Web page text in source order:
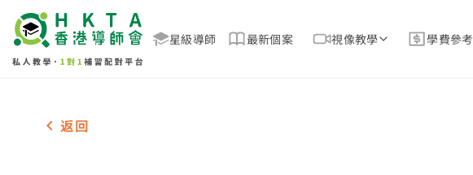
星級導師 最新個案 視像教學 學費參考
男-1名 中一,中國語文，將軍澳 補習推介
返回